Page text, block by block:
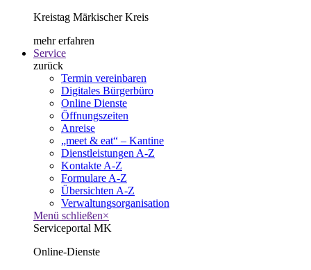
Kreistag Märkischer Kreis
mehr erfahren
Service
zurück
Termin vereinbaren
Digitales Bürgerbüro
Online Dienste
Öffnungszeiten
Anreise
„meet & eat“ – Kantine
Dienstleistungen A-Z
Kontakte A-Z
Formulare A-Z
Übersichten A-Z
Verwaltungsorganisation
Menü schließen×
Serviceportal MK
Online-Dienste